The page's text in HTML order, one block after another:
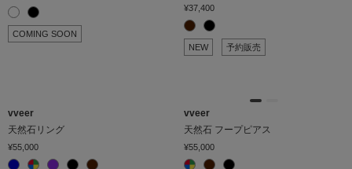
COMING SOON
¥37,400
NEW 予約販売
vveer
天然石リング
¥55,000
vveer
天然石 フープピアス
¥55,000